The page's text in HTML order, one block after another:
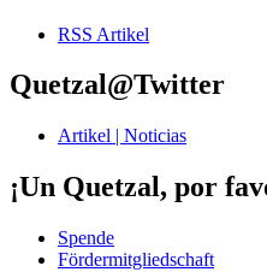
RSS Artikel
Quetzal@Twitter
Artikel | Noticias
¡Un Quetzal, por
Spende
Fördermitgliedschaft